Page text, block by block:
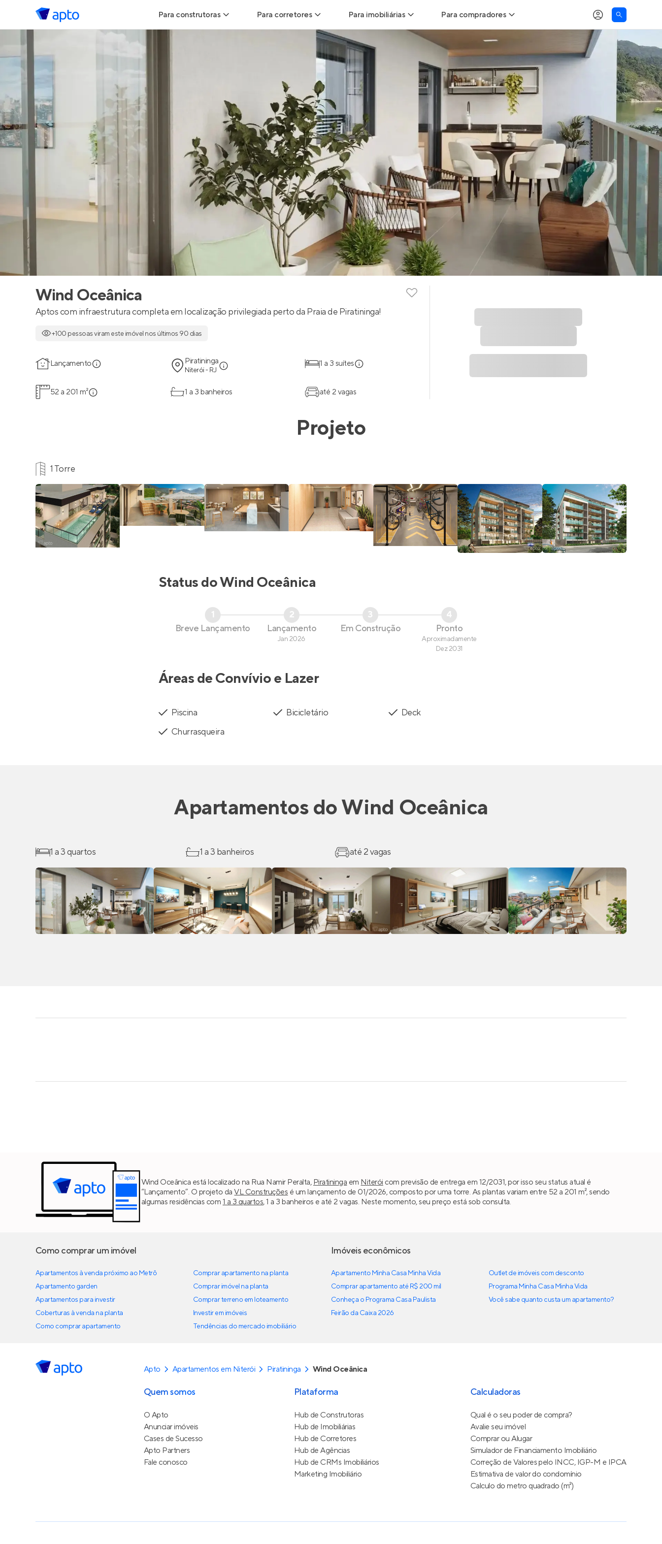
Para construtoras
Geração de Vendas
Maiores Construtoras
Parcerias Imobiliárias
Anunciar Imóveis
Para corretores
Leads para Corretores
Parcerias imobiliárias
Hub de Corretores
Perfil Verificado
Anunciar imóveis
Para imobiliárias
Leads para Imobiliárias
Hub de imobiliárias
Anunciar imóveis
Para compradores
Buscar um imóvel novo
Calcule seu Poder de Compra
Comprar x Alugar
Correção do INCC
Simulador de Financiamento
Encontre um corretor
Wind Oceânica
Aptos com infraestrutura completa em localização privilegiada perto da Praia de Piratininga!
+100 pessoas viram este imóvel nos últimos 90 dias
Lançamento Piratininga
Niterói - RJ
1 a 3 suítes
52 a 201 m² 1 a 3 banheiros até 2 vagas
Projeto
1 Torre
Status doWind Oceânica
1
Breve Lançamento
2
Lançamento
Jan 2026
3
Em Construção
4
Pronto
Aproximadamente
Dez 2031
Áreas de Convívio e Lazer
Piscina Bicicletário
Deck
Churrasqueira
Apartamentos doWind Oceânica
1 a 3 quartos 1 a 3 banheiros até 2 vagas
Wind Oceânica está localizado na Rua Namir Peralta, Piratininga em Niterói com previsão de entrega em 12/2031, por isso seu status atual é
“Lançamento”. O projeto daVL Construções é um lançamento de 01/2026, composto por uma torre. As plantas variam entre 52 a 201 m², sendo
algumas residências com 1 a 3 quartos, 1 a 3 banheiros e até 2 vagas. Neste momento, seu preço está sob consulta.
Como comprar um imóvel
Apartamentos à venda próximo ao Metrô
Apartamento garden
Apartamentos para investir
Coberturas à venda na planta
Como comprar apartamento
Comprar apartamento na planta
Comprar imóvel na planta
Comprar terreno em loteamento
Investir em imóveis
Tendências do mercado imobiliário
Imóveis econômicos
Apartamento Minha Casa Minha Vida
Comprar apartamento até R$ 200 mil
Conheça o Programa Casa Paulista
Feirão da Caixa 2026
Outlet de imóveis com desconto
Programa Minha Casa Minha Vida
Você sabe quanto custa um apartamento?
Apto Apartamentos em Niterói Piratininga Wind Oceânica
Quem somos
O Apto
Anunciar imóveis
Cases de Sucesso
Apto Partners
Fale conosco
Plataforma
Hub de Construtoras
Hub de Imobiliárias
Hub de Corretores
Hub de Agências
Hub de CRMs Imobiliários
Marketing Imobiliário
Calculadoras
Qual é o seu poder de compra?
Avalie seu imóvel
Comprar ou Alugar
Simulador de Financiamento Imobiliário
Correção de Valores pelo INCC, IGP-M e IPCA
Estimativa de valor do condomínio
Calculo do metro quadrado (m²)